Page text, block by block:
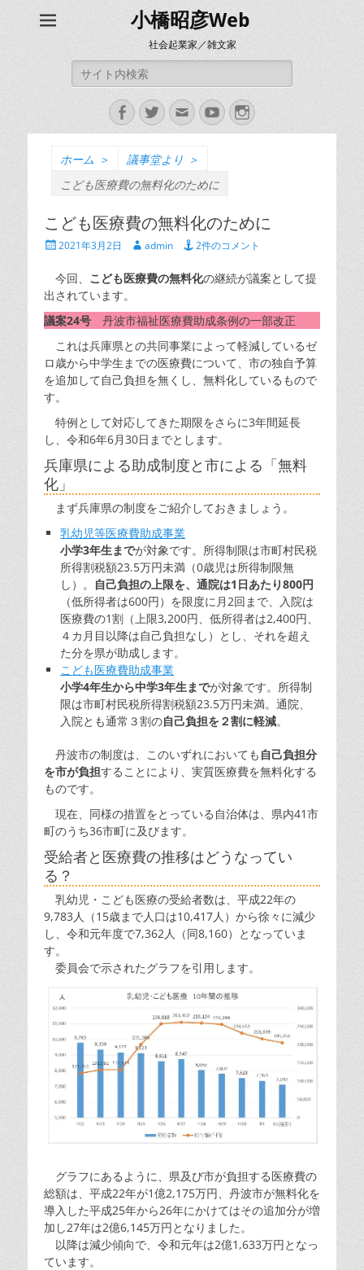
小橋昭彦Web
社会起業家／雑文家
索:
Facebook
Twitter
メ
ー
YouTubeInstagram
ホーム ＞ 議事堂より ＞
こども医療費の無料化のために
こども医療費の無料化のために
投 2021年3月2日
投
者
admin 2件のコメント
今回、 こども医療費の無料化の継続が議案として提
出されています。
議案24号 丹波市福祉医療費助成条例の一部改正
これは兵庫県との共同事業によって軽減しているゼ
ロ歳から中学生までの医療費について、市の独自予算
を追加して自己負担を無くし、無料化しているもので
す。
特例として対応してきた期限をさらに3年間延長
し、令和6年6月30日までとします。
兵庫県による助成制度と市による「無料
化」
まず兵庫県の制度をご紹介しておきましょう。
乳幼児等医療費助成事業
小学3年生までが対象です。所得制限は市町村民税
所得割税額23.5万円未満（0歳児は所得制限無
し）。 自己負担の上限を、通院は1日あたり800円
（低所得者は600円）を限度に月2回まで、入院は
医療費の1割（上限3,200円、低所得者は2,400円、
４カ月目以降は自己負担なし）とし、それを超え
た分を県が助成します。
こども医療費助成事業
小学4年生から中学3年生までが対象です。所得制
限は市町村民税所得割税額23.5万円未満。通院、
入院とも通常３割の自己負担を２割に軽減。
丹波市の制度は、このいずれにおいても 自己負担分
を市が負担することにより、実質医療費を無料化する
ものです。
現在、同様の措置をとっている自治体は、県内41市
町のうち36市町に及びます。
受給者と医療費の推移はどうなってい
る？
乳幼児・こども医療の受給者数は、平成22年の
9,783人（15歳まで人口は10,417人）から徐々に減少
し、令和元年度で7,362人（同8,160）となっていま
す。
委員会で示されたグラフを引用します。
グラフにあるように、県及び市が負担する医療費の
総額は、平成22年が1億2,175万円、丹波市が無料化を
導入した平成25年から26年にかけてはその追加分が増
加し27年は2億6,145万円となりました。
以降は減少傾向で、令和元年は2億1,633万円となっ
ています。